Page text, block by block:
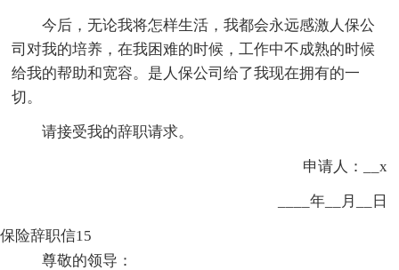
今后，无论我将怎样生活，我都会永远感激人保公
司对我的培养，在我困难的时候，工作中不成熟的时候
给我的帮助和宽容。是人保公司给了我现在拥有的一
切。
请接受我的辞职请求。
申请人：__x
____年__月__日
保险辞职信15
尊敬的领导：